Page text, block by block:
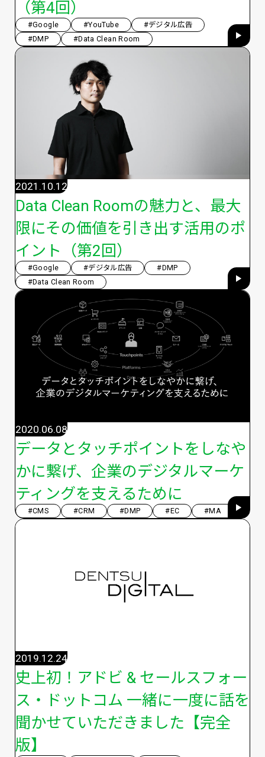
（第4回）
#Google #YouTube
#デジタル広告
#DMP
#Data Clean Room
Data Clean Roomの魅力と、最大
限にその価値を引き出す活用のポ
イント（第2回）
2021.10.12
#Google #デジタル広告
#DMP
#Data Clean Room
データとタッチポイントをしなや
かに繋げ、企業のデジタルマーケ
ティングを支えるために
2020.06.08
#CMS #CRM #DMP #EC #MA
史上初！アドビ & セールスフォー
ス・ドットコム 一緒に一度に話を
聞かせていただきました【完全
版】
2019.12.24